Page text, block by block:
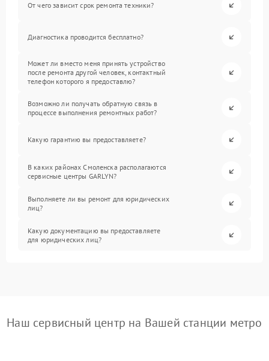
От чего зависит срок ремонта техники?
Диагностика проводится бесплатно?
Может ли вместо меня принять устройство
после ремонта другой человек, контактный
телефон которого я предоставлю?
Возможно ли получать обратную связь в
процессе выполнения ремонтных работ?
Какую гарантию вы предоставляете?
В каких районах Смоленска располагаются
сервисные центры GARLYN?
Выполняете ли вы ремонт для юридических
лиц?
Какую документацию вы предоставляете
для юридических лиц?
Наш сервисный центр на Вашей станции метро